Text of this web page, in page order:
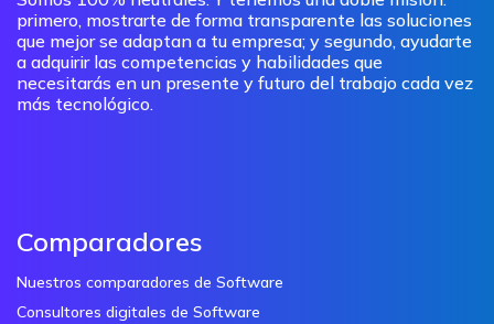
primero, mostrarte de forma transparente las soluciones
que mejor se adaptan a tu empresa; y segundo, ayudarte
a adquirir las competencias y habilidades que
necesitarás en un presente y futuro del trabajo cada vez
más tecnológico.
Comparadores
Nuestros comparadores de Software
Consultores digitales de Software